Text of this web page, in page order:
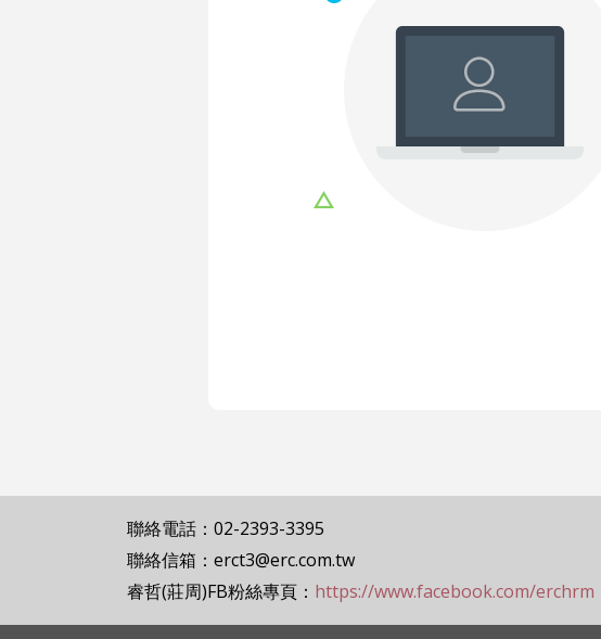
聯絡電話：02-2393-3395
聯絡信箱：erct3@erc.com.tw
睿哲(莊周)FB粉絲專頁： https://www.facebook.com/erchrm